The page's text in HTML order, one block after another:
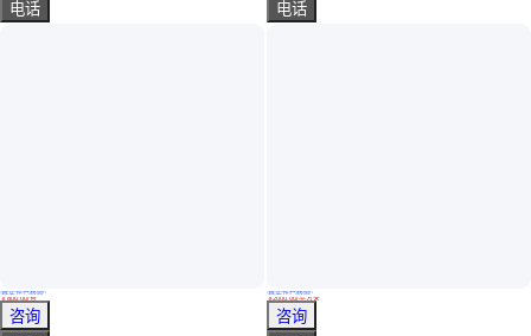
电话
使用寿命长 按需定制 水空调 降温冷却用设备 展达
真实性已核验
￥800.00/台
江苏无锡
咨询
电话
兆辉 碳钢衬聚四氟乙烯盐酸计量罐 聚偏三氟化烯不沾喷涂 耐碱
真实性已核验
￥2000 .00/平方米
广西桂林
咨询